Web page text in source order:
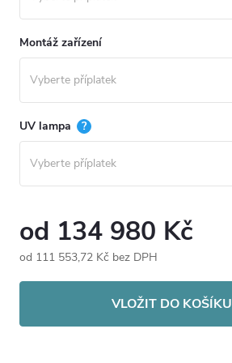
Montáž zařízení
UV lampa ?
od 134 980 Kč
od 111 553,72 Kč bez DPH
VLOŽIT DO KOŠÍKU